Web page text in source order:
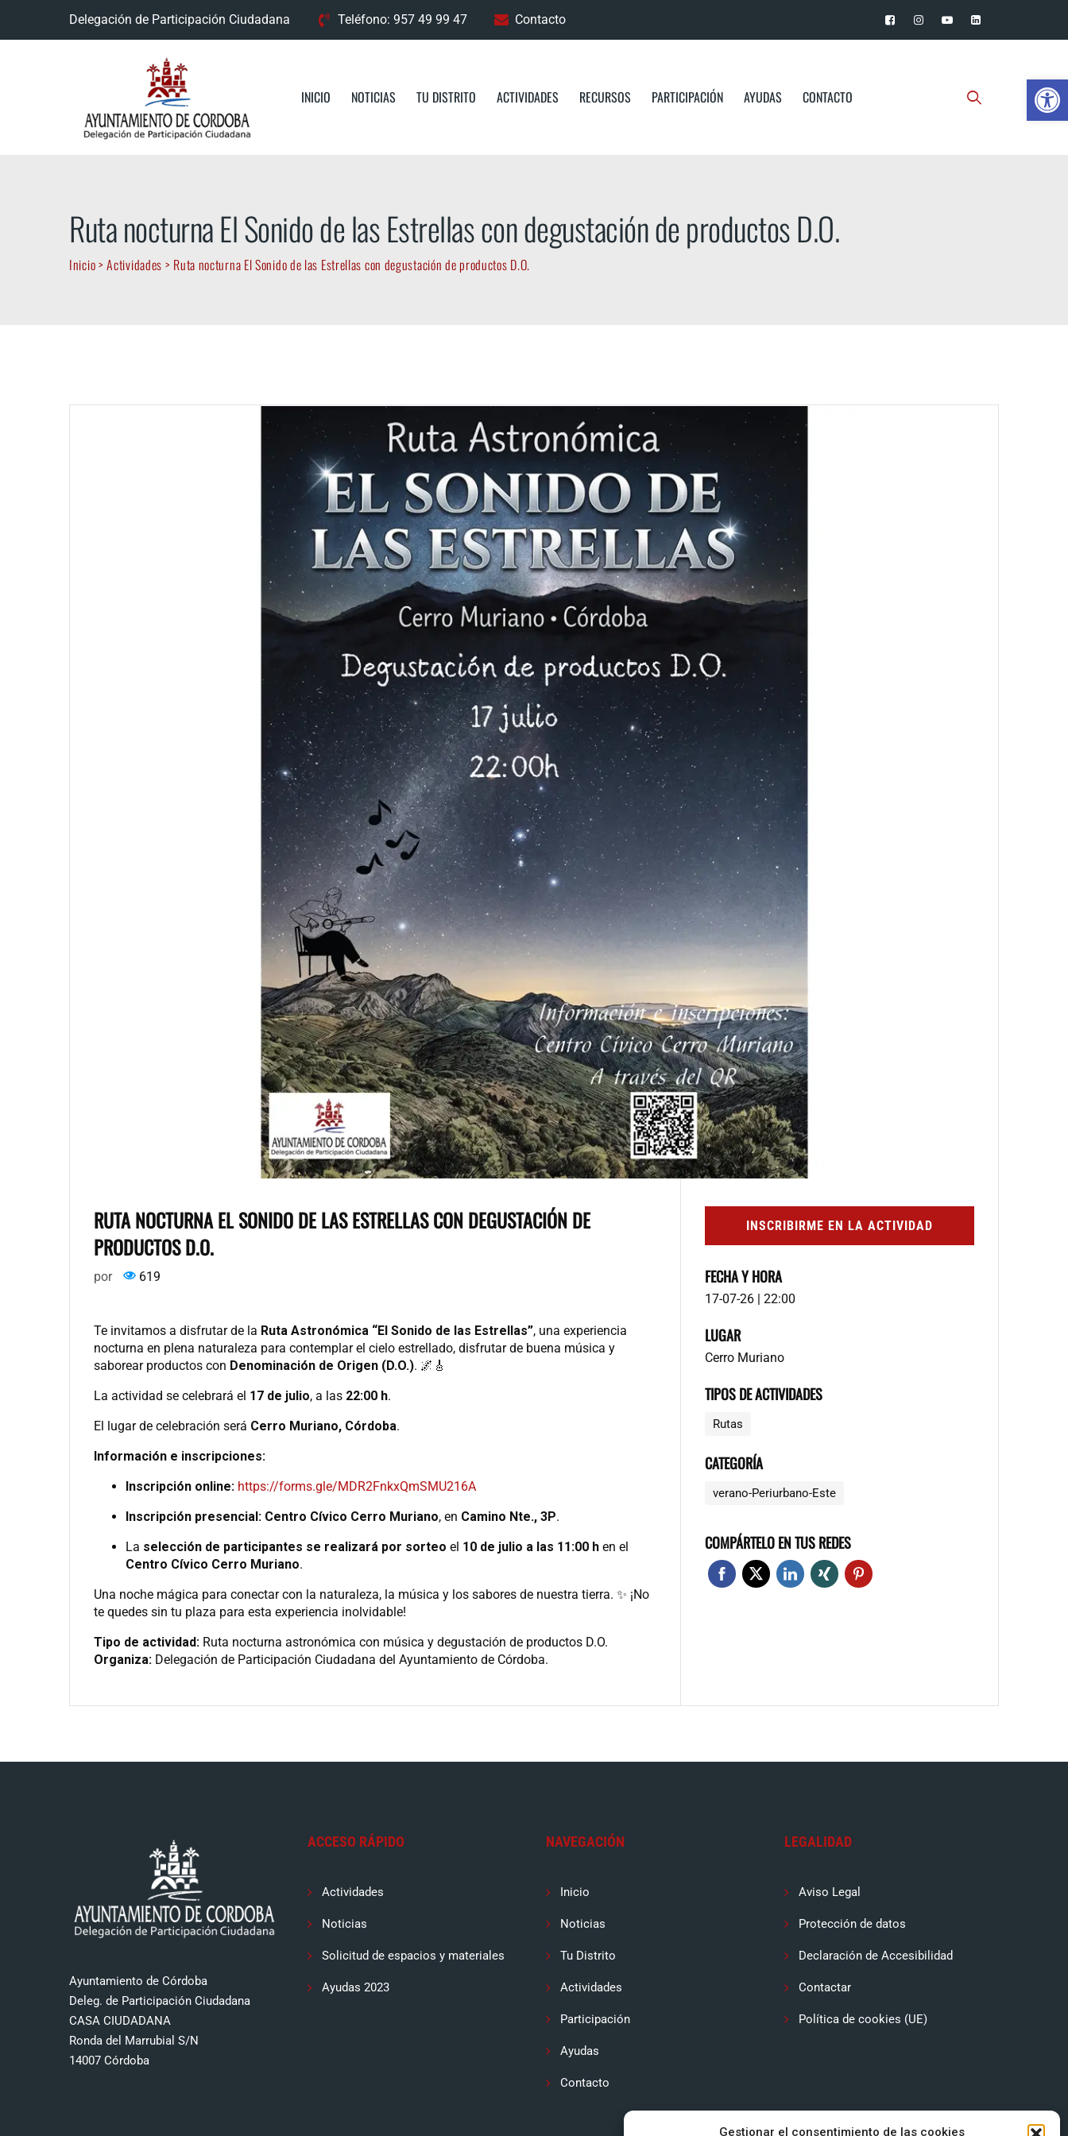
Gestionar el consentimiento de las cookies
Delegación de Participación Ciudadana Teléfono: 957 49 99 47 Contacto
INICIO NOTICIAS TU DISTRITO ACTIVIDADES RECURSOS PARTICIPACIÓN AYUDAS CONTACTO
Ruta nocturna El Sonido de las Estrellas con degustación de productos D.O.
Inicio>Actividades > Ruta nocturna El Sonido de las Estrellas con degustación de productos D.O.
RUTA NOCTURNA EL SONIDO DE LAS ESTRELLAS CON DEGUSTACIÓN DE
PRODUCTOS D.O.
por 619
Te invitamos a disfrutar de la Ruta Astronómica “El Sonido de las Estrellas”, una experiencia
nocturna en plena naturaleza para contemplar el cielo estrellado, disfrutar de buena música y
saborear productos con Denominación de Origen (D.O.). 🌌🎸
La actividad se celebrará el 17 de julio, a las 22:00 h.
El lugar de celebración será Cerro Muriano, Córdoba.
Información e inscripciones:
Inscripción online: https://forms.gle/MDR2FnkxQmSMU216A
Inscripción presencial: Centro Cívico Cerro Muriano, en Camino Nte., 3P.
La selección de participantes se realizará por sorteo el 10 de julio a las 11:00 h en el
Centro Cívico Cerro Muriano.
Una noche mágica para conectar con la naturaleza, la música y los sabores de nuestra tierra. ✨ ¡No
te quedes sin tu plaza para esta experiencia inolvidable!
Tipo de actividad: Ruta nocturna astronómica con música y degustación de productos D.O.
Organiza: Delegación de Participación Ciudadana del Ayuntamiento de Córdoba.
INSCRIBIRME EN LA ACTIVIDAD
FECHA Y HORA
17-07-26 | 22:00
LUGAR
Cerro Muriano
TIPOS DE ACTIVIDADES
Rutas
CATEGORÍA
verano-Periurbano-Este
COMPÁRTELO EN TUS REDES
Ayuntamiento de Córdoba
Deleg. de Participación Ciudadana
CASA CIUDADANA
Ronda del Marrubial S/N
14007 Córdoba
ACCESO RÁPIDO
Actividades
Noticias
Solicitud de espacios y materiales
Ayudas 2023
NAVEGACIÓN
Inicio
Noticias
Tu Distrito
Actividades
Participación
Ayudas
Contacto
LEGALIDAD
Aviso Legal
Protección de datos
Declaración de Accesibilidad
Contactar
Política de cookies (UE)